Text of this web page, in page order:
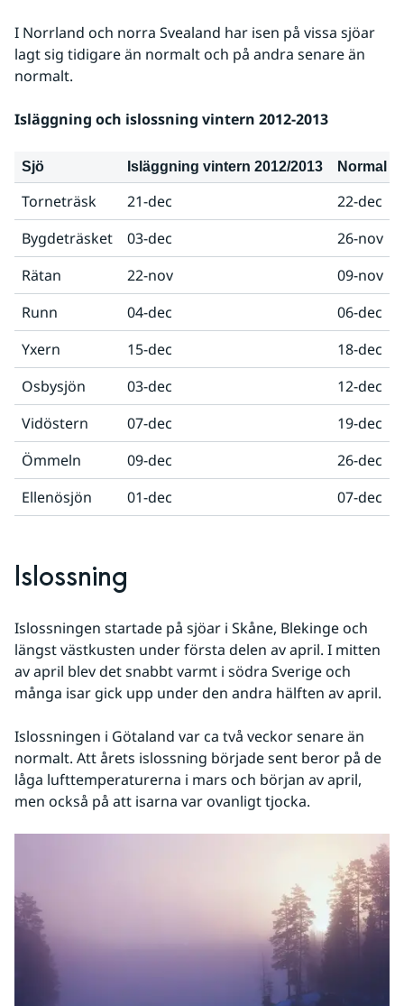
I Norrland och norra Svealand har isen på vissa sjöar
lagt sig tidigare än normalt och på andra senare än
normalt.
Isläggning och islossning vintern 2012-2013
Sjö Isläggning vintern 2012/2013 Normal
Torneträsk 21-dec
22-dec
Bygdeträsket
03-dec
26-nov
Rätan
22-nov
09-nov
Runn
04-dec
06-dec
Yxern
15-dec
18-dec
Osbysjön
03-dec
12-dec
Vidöstern
07-dec
19-dec
Ömmeln
09-dec
26-dec
Ellenösjön
01-dec 07-dec
Islossning
Islossningen startade på sjöar i Skåne, Blekinge och
längst västkusten under första delen av april. I mitten
av april blev det snabbt varmt i södra Sverige och
många isar gick upp under den andra hälften av april.
Islossningen i Götaland var ca två veckor senare än
normalt. Att årets islossning började sent beror på de
låga lufttemperaturerna i mars och början av april,
men också på att isarna var ovanligt tjocka.